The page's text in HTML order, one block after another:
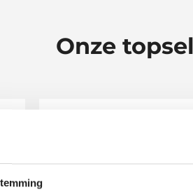
Onze